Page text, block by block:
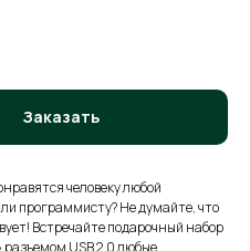
Заказать
человеку любой
программисту? Не думайте, что
Встречайте подарочный набор